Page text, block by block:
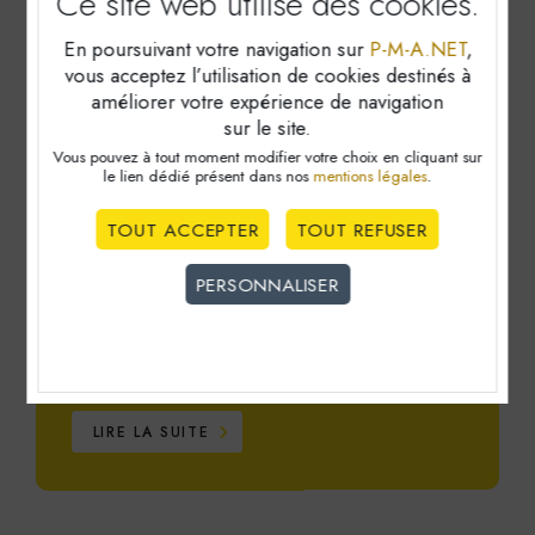
Les principales échéances
LIRE LA SUITE
En poursuivant votre navigation sur P-M-A.NET,
vous acceptez l’utilisation de cookies destinés à
améliorer votre expérience de navigation
sur le site.
Vous pouvez à tout moment modifier votre choix en cliquant sur
le lien dédié présent dans nos mentions légales.
TOUT ACCEPTER TOUT REFUSER
PERSONNALISER
Ces cookies sont nécéssaires au bon fonctionnement du
site internet et ne peuvent être désactivés. Ces cookies
ne récoltent et ne transmettent aucunes données
personnelles sensibles.